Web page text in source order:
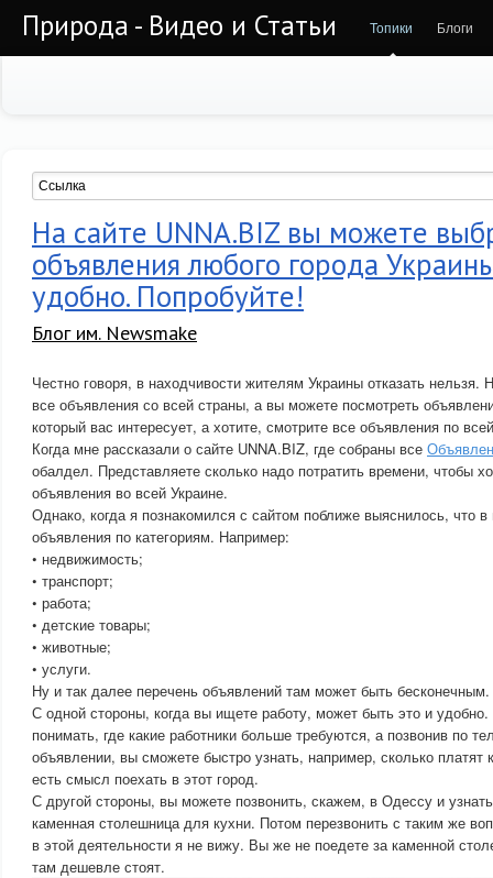
Природа - Видео и Статьи Топики Блоги
На сайте UNNA.BIZ вы можете
объявления любого города
удобно. Попробуйте!
Блог им. Newsmake
Честно говоря, в находчивости жителям Украины отказать нельзя.
все объявления со всей страны, а вы можете посмотреть
который вас интересует, а хотите, смотрите все объявления по
Когда мне рассказали о сайте UNNA.BIZ, где собраны все
обалдел. Представляете сколько надо потратить времени, чтобы
объявления во всей Украине.
Однако, когда я познакомился с сайтом поближе выяснилось, что
объявления по категориям. Например:
• недвижимость;
• транспорт;
• работа;
• детские товары;
• животные;
• услуги.
Ну и так далее перечень объявлений там может быть бесконечным.
С одной стороны, когда вы ищете работу, может быть это и
понимать, где какие работники больше требуются, а позвонив по
объявлении, вы сможете быстро узнать, например, сколько
есть смысл поехать в этот город.
С другой стороны, вы можете позвонить, скажем, в Одессу и
каменная столешница для кухни. Потом перезвонить с таким же
в этой деятельности я не вижу. Вы же не поедете за каменной
там дешевле стоят.